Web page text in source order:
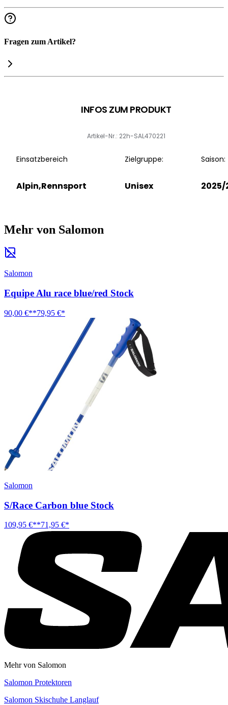
Fragen zum Artikel?
INFOS ZUM PRODUKT
Artikel-Nr.: 22h-SAL470221
Einsatzbereich
Alpin,Rennsport
Zielgruppe:
Unisex
Saison:
2025/
Mehr von Salomon
Salomon
Equipe Alu race blue/red Stock
90,00 €**79,95 €*
Salomon
S/Race Carbon blue Stock
109,95 €**71,95 €*
Mehr von Salomon
Salomon Protektoren
Salomon Skischuhe Langlauf